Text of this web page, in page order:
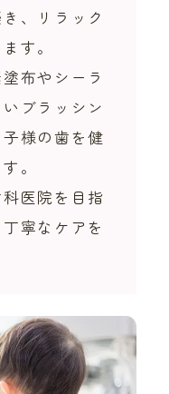
、リラック
す。
布やシーラ
ブラッシン
様の歯を健
。
医院を目指
寧なケアを